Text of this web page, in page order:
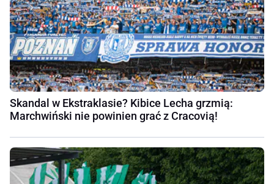
Skandal w Ekstraklasie? Kibice Lecha grzmią:
Marchwiński nie powinien grać z Cracovią!